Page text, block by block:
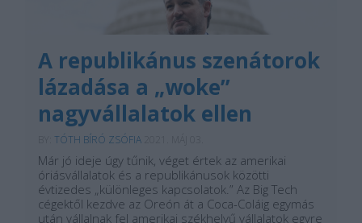
A republikánus szenátorok
lázadása a „woke”
nagyvállalatok ellen
TÓTH BÍRÓ ZSÓFIA
Már jó ideje úgy tűnik, véget értek az amerikai
óriásvállalatok és a republikánusok közötti
évtizedes „különleges kapcsolatok.” Az Big Tech
cégektől kezdve az Oreón át a Coca-Coláig egymás
után vállalnak fel amerikai székhelyű vállalatok egyre